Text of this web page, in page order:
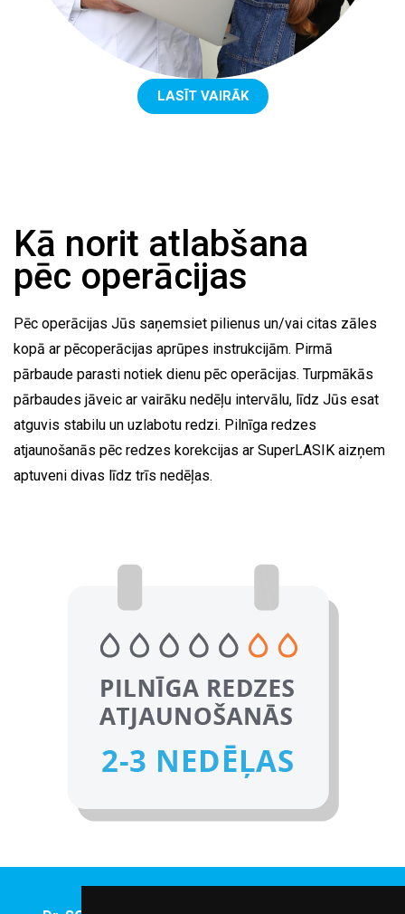
LASĪT VAIRĀK
Kā norit atlabšana
pēc operācijas
Pēc operācijas Jūs saņemsiet pilienus un/vai citas zāles
kopā ar pēcoperācijas aprūpes instrukcijām. Pirmā
pārbaude parasti notiek dienu pēc operācijas. Turpmākās
pārbaudes jāveic ar vairāku nedēļu intervālu, līdz Jūs esat
atguvis stabilu un uzlabotu redzi. Pilnīga redzes
atjaunošanās pēc redzes korekcijas ar SuperLASIK aizņem
aptuveni divas līdz trīs nedēļas.